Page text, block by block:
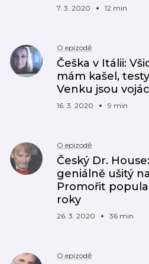
7. 3. 2020 12 min
O epizodě
Češka v Itálii:
mám kašel,
Venku jsou
16. 3. 2020 9 min
O epizodě
Český Dr.
geniálně ušitý
Promořit
roky
26. 3. 2020 36 min
O epizodě